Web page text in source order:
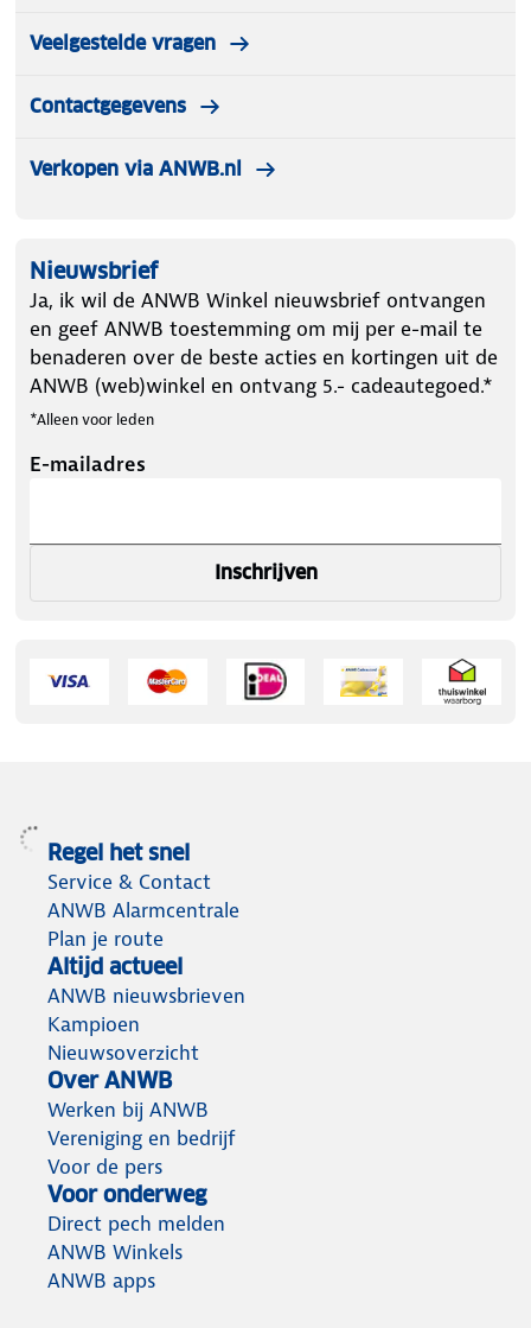
Veelgestelde vragen
Contactgegevens
Verkopen via ANWB.nl
Nieuwsbrief
Ja, ik wil de ANWB Winkel nieuwsbrief ontvangen
en geef ANWB toestemming om mij per e-mail te
benaderen over de beste acties en kortingen uit de
ANWB (web)winkel en ontvang 5.- cadeautegoed.*
*Alleen voor leden
E-mailadres
Inschrijven
Regel het snel
Service & Contact
ANWB Alarmcentrale
Plan je route
Altijd actueel
ANWB nieuwsbrieven
Kampioen
Nieuwsoverzicht
Over ANWB
Werken bij ANWB
Vereniging en bedrijf
Voor de pers
Voor onderweg
Direct pech melden
ANWB Winkels
ANWB apps